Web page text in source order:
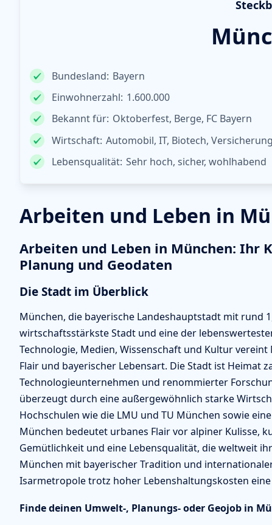
Bundesland: Bayern
Einwohnerzahl: 1.600.000
Bekannt für: Oktoberfest, Berge, FC Bayern
Wirtschaft: Automobil, IT, Biotech,
Lebensqualität: Sehr hoch, sicher, wohlhabend
Arbeiten und Leben in
Arbeiten und Leben in München:
Planung und Geodaten
Die Stadt im Überblick
München, die bayerische Landeshauptstadt mit rund
wirtschaftsstärkste Stadt und eine der
Technologie, Medien, Wissenschaft und Kultur
Flair und bayerischer Lebensart. Die Stadt ist Heimat
Technologieunternehmen und renommierter
überzeugt durch eine außergewöhnlich starke
Hochschulen wie die LMU und TU München sowie
München bedeutet urbanes Flair vor alpiner Kulisse,
Gemütlichkeit und eine Lebensqualität, die weltweit
München mit bayerischer Tradition und
Isarmetropole trotz hoher Lebenshaltungskosten
Finde deinen Umwelt-, Planungs- oder Geojob in